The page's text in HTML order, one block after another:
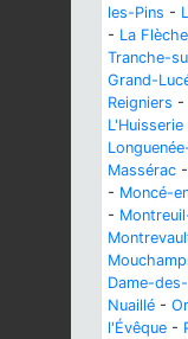
les-Pins -
- La Flèche
Tranche-
Grand-
Reigniers -
L'Huisserie
Massérac -
- Moncé-
-
Dame-
Nuaillé -
l'Évêque -